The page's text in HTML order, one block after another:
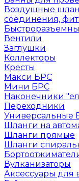
Воздушные
соединения,
Вентили
Заглушки
Коллекторы
Кресты
Макси БРС
Мини БРС
Наконечники
Переходники
Универсальные
Шланги на
Шланги прямые
Шланги
Вулканизаторы
Аксессуары для